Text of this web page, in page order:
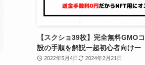
【スクショ39枚】完全無料GMO
設の手順を解説ー超初心者向けー
2022年5月4日 2024年2月21日